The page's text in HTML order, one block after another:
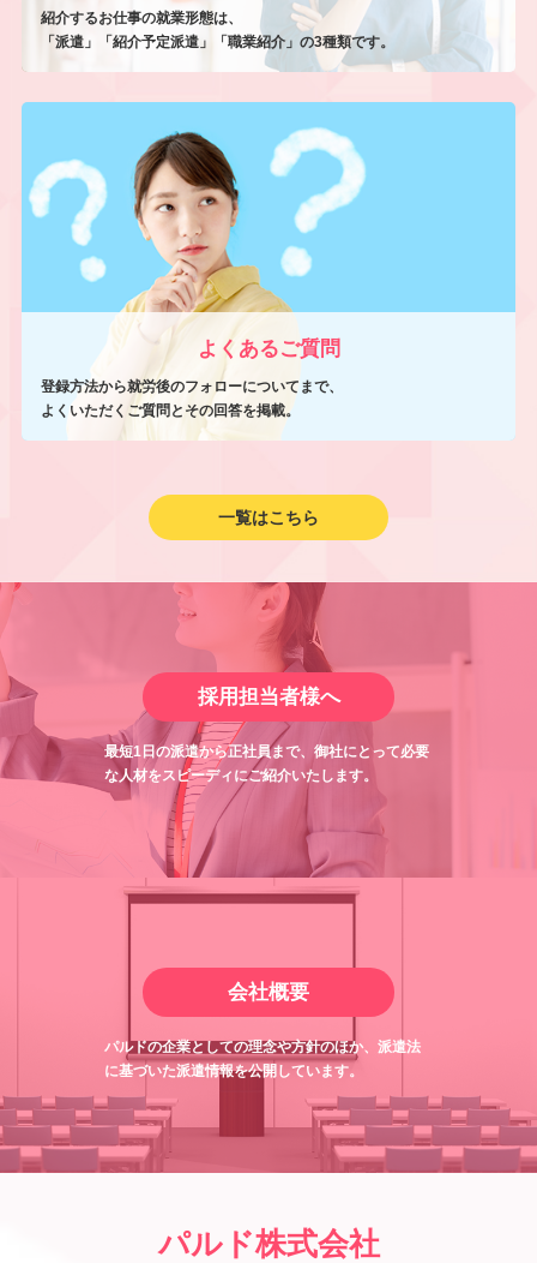
紹介するお仕事の就業形態は、
「派遣」「紹介予定派遣」「職業紹介」の3種類です。
よくあるご質問
登録方法から就労後のフォローについてまで、
よくいただくご質問とその回答を掲載。
一覧はこちら
採用担当者様へ
最短1日の派遣から正社員まで、御社にとって必要
な人材をスピーディにご紹介いたします。
会社概要
パルドの企業としての理念や方針のほか、派遣法
に基づいた派遣情報を公開しています。
パルド株式会社